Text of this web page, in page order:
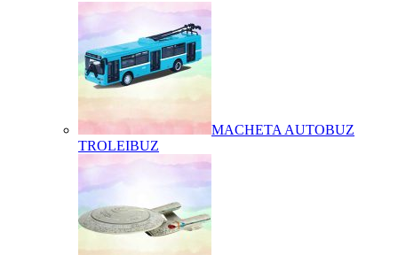
MACHETA AUTOBUZ
TROLEIBUZ